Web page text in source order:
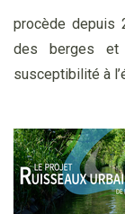
procède depuis
des berges
susceptibilité à